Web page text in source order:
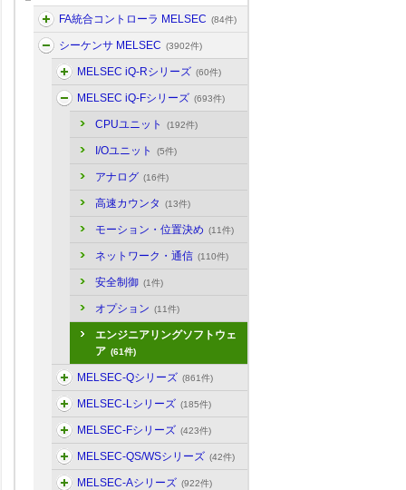
FA統合コントローラ MELSEC (84件)
シーケンサ MELSEC (3902件)
MELSEC iQ-Rシリーズ (60件)
MELSEC iQ-Fシリーズ (693件)
CPUユニット (192件)
I/Oユニット (5件)
アナログ (16件)
高速カウンタ (13件)
モーション・位置決め (11件)
ネットワーク・通信 (110件)
安全制御 (1件)
オプション (11件)
エンジニアリングソフトウェ
ア (61件)
MELSEC-Qシリーズ (861件)
MELSEC-Lシリーズ (185件)
MELSEC-Fシリーズ (423件)
MELSEC-QS/WSシリーズ (42件)
MELSEC-Aシリーズ (922件)